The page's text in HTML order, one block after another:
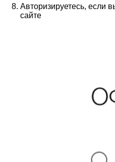
Авторизируетесь, если
сайте